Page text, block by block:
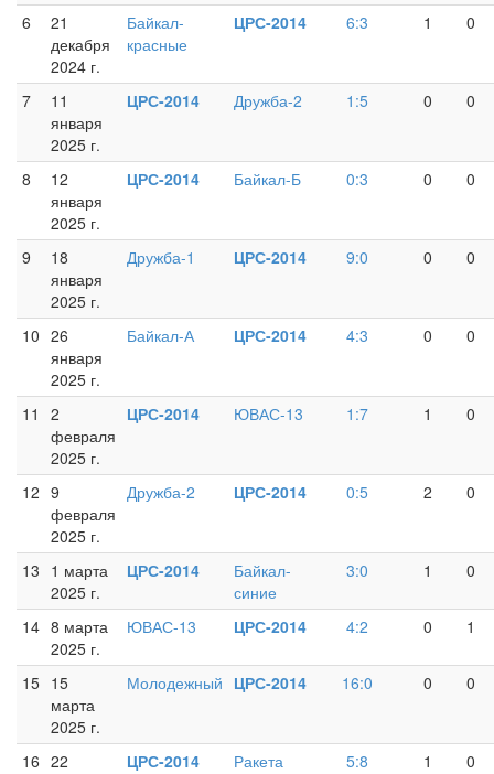
6
21
декабря
2024 г.
Байкал-
красные
ЦРС-2014 6:3 1 0
7
11
января
2025 г.
ЦРС-2014 Дружба-2 1:5 0 0
8
12
января
2025 г.
ЦРС-2014 Байкал-Б 0:3 0 0
9
18
января
2025 г.
Дружба-1 ЦРС-2014 9:0 0 0
10 26
января
2025 г.
Байкал-А ЦРС-2014 4:3 0 0
11
2
февраля
2025 г.
ЦРС-2014 ЮВАС-13 1:7 1 0
12 9
февраля
2025 г.
Дружба-2 ЦРС-2014 0:5 2 0
13 1 марта
2025 г.
ЦРС-2014
Байкал-
синие
3:0 1 0
14 8 марта
2025 г.
ЮВАС-13 ЦРС-2014 4:2 0 1
15 15
марта
2025 г.
Молодежный ЦРС-2014 16:0 0 0
16 22
ЦРС-2014 Ракета 5:8 1 0